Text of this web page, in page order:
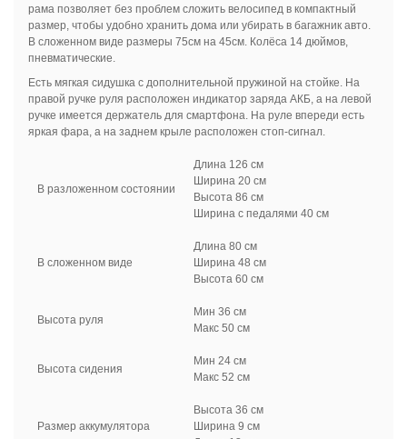
рама позволяет без проблем сложить велосипед в компактный
размер, чтобы удобно хранить дома или убирать в багажник авто.
В сложенном виде размеры 75см на 45см. Колёса 14 дюймов,
пневматические.
Есть мягкая сидушка с дополнительной пружиной на стойке. На
правой ручке руля расположен индикатор заряда АКБ, а на левой
ручке имеется держатель для смартфона. На руле впереди есть
яркая фара, а на заднем крыле расположен стоп-сигнал.
В разложенном состоянии
Длина 126 см
Ширина 20 см
Высота 86 см
Ширина с педалями 40 см
В сложенном виде
Длина 80 см
Ширина 48 см
Высота 60 см
Высота руля
Мин 36 см
Макс 50 см
Высота сидения
Мин 24 см
Макс 52 см
Размер аккумулятора
Высота 36 см
Ширина 9 см